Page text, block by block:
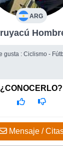
ARG
Burruyacú
¿CONOCERLO?
Mensaje /